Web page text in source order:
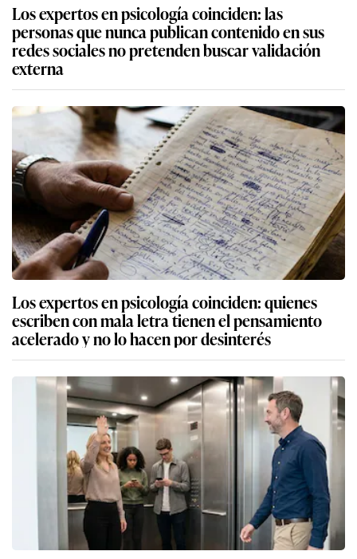
Los expertos en psicología coinciden: las
personas que nunca publican contenido en sus
redes sociales no pretenden buscar validación
externa
Los expertos en psicología coinciden: quienes
escriben con mala letra tienen el pensamiento
acelerado y no lo hacen por desinterés